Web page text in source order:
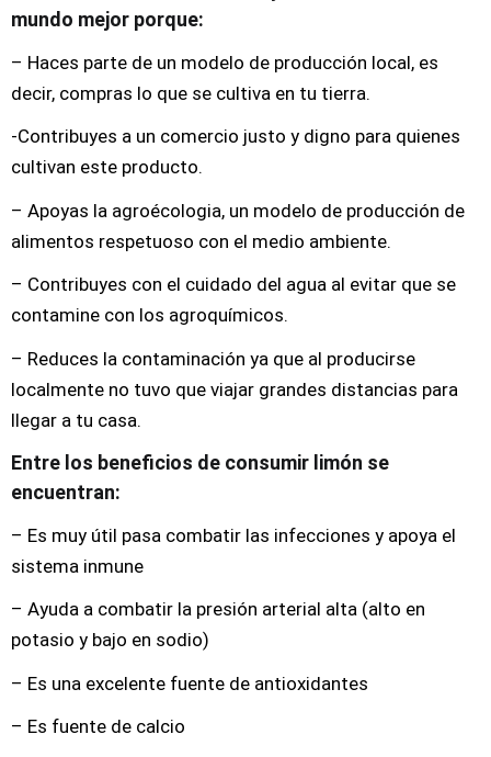
mundo mejor porque:
– Haces parte de un modelo de producción local, es
decir, compras lo que se cultiva en tu tierra.
-Contribuyes a un comercio justo y digno para quienes
cultivan este producto.
– Apoyas la agroécologia, un modelo de producción de
alimentos respetuoso con el medio ambiente.
– Contribuyes con el cuidado del agua al evitar que se
contamine con los agroquímicos.
– Reduces la contaminación ya que al producirse
localmente no tuvo que viajar grandes distancias para
llegar a tu casa.
Entre los beneficios de consumir limón se
encuentran:
– Es muy útil pasa combatir las infecciones y apoya el
sistema inmune
– Ayuda a combatir la presión arterial alta (alto en
potasio y bajo en sodio)
– Es una excelente fuente de antioxidantes
– Es fuente de calcio